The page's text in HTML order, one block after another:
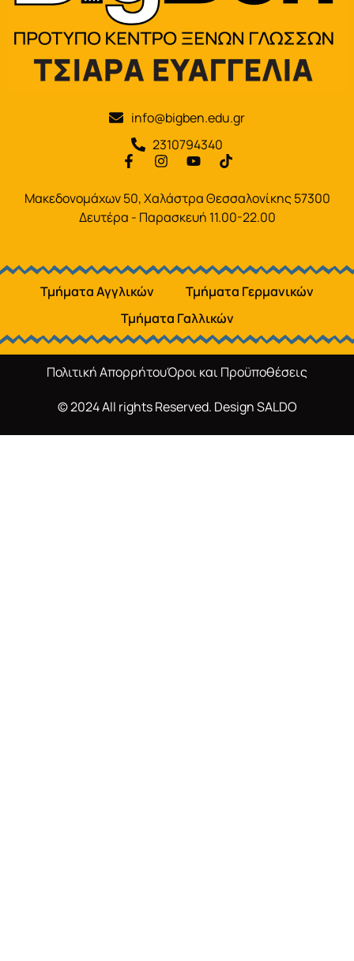
info@bigben.edu.gr
2310794340
Μακεδονομάχων 50, Χαλάστρα Θεσσαλονίκης 57300
Δευτέρα - Παρασκευή 11.00-22.00
Τμήματα Αγγλικών
Τμήματα Γερμανικών
Τμήματα Γαλλικών
Πολιτική ΑπορρήτουΌροι και Προϋποθέσεις
© 2024 All rights Reserved. DesignSALDO